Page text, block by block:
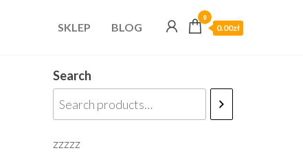
SKLEP BLOG
0
0.00zł
Search
zzzzz